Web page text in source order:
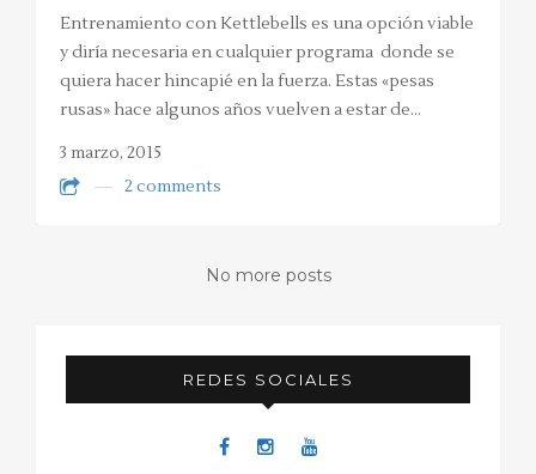
Entrenamiento con Kettlebells es una opción viable
y diría necesaria en cualquier programa donde se
quiera hacer hincapié en la fuerza. Estas «pesas
rusas» hace algunos años vuelven a estar de…
3 marzo, 2015
2 comments
No more posts
REDES SOCIALES